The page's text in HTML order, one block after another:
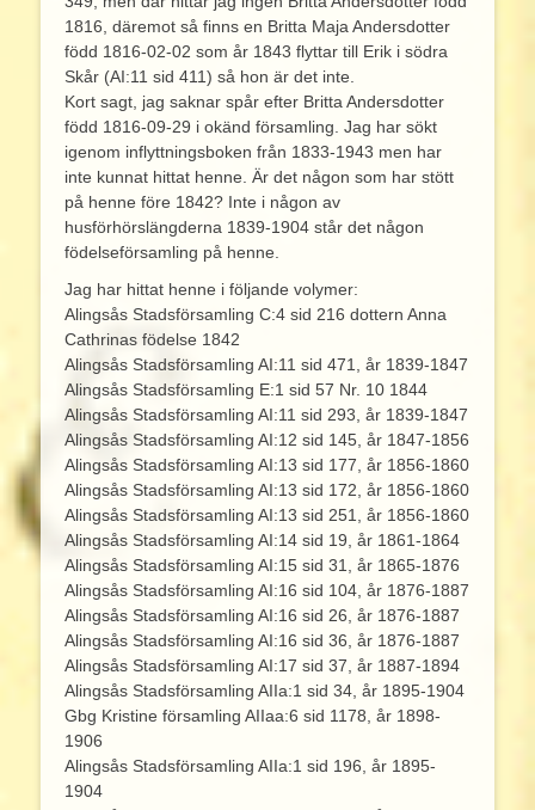
1816, däremot så finns en Britta Maja Andersdotter
född 1816-02-02 som år 1843 flyttar till Erik i södra
Skår (AI:11 sid 411) så hon är det inte.
Kort sagt, jag saknar spår efter Britta Andersdotter
född 1816-09-29 i okänd församling. Jag har sökt
igenom inflyttningsboken från 1833-1943 men har
inte kunnat hittat henne. Är det någon som har stött
på henne före 1842? Inte i någon av
husförhörslängderna 1839-1904 står det någon
födelseförsamling på henne.
Jag har hittat henne i följande volymer:
Alingsås Stadsförsamling C:4 sid 216 dottern Anna
Cathrinas födelse 1842
Alingsås Stadsförsamling AI:11 sid 471, år 1839-1847
Alingsås Stadsförsamling E:1 sid 57 Nr. 10 1844
Alingsås Stadsförsamling AI:11 sid 293, år 1839-1847
Alingsås Stadsförsamling AI:12 sid 145, år 1847-1856
Alingsås Stadsförsamling AI:13 sid 177, år 1856-1860
Alingsås Stadsförsamling AI:13 sid 172, år 1856-1860
Alingsås Stadsförsamling AI:13 sid 251, år 1856-1860
Alingsås Stadsförsamling AI:14 sid 19, år 1861-1864
Alingsås Stadsförsamling AI:15 sid 31, år 1865-1876
Alingsås Stadsförsamling AI:16 sid 104, år 1876-1887
Alingsås Stadsförsamling AI:16 sid 26, år 1876-1887
Alingsås Stadsförsamling AI:16 sid 36, år 1876-1887
Alingsås Stadsförsamling AI:17 sid 37, år 1887-1894
Alingsås Stadsförsamling AIIa:1 sid 34, år 1895-1904
Gbg Kristine församling AIIaa:6 sid 1178, år 1898-
1906
Alingsås Stadsförsamling AIIa:1 sid 196, år 1895-
1904